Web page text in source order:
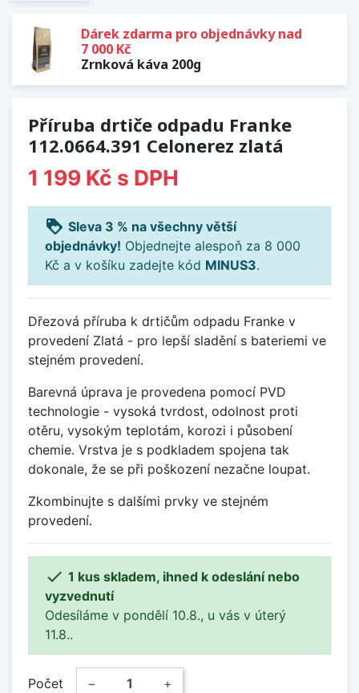
Dárek zdarma pro objednávky nad
7 000 Kč
Zrnková káva 200g
Příruba drtiče odpadu Franke
112.0664.391 Celonerez zlatá
1 199 Kč s DPH
loyalty Sleva 3 % na všechny větší
objednávky! Objednejte alespoň za 8 000
Kč a v košíku zadejte kód MINUS3.
Dřezová příruba k drtičům odpadu Franke v
provedení Zlatá - pro lepší sladění s bateriemi ve
stejném provedení.
Barevná úprava je provedena pomocí PVD
technologie - vysoká tvrdost, odolnost proti
otěru, vysokým teplotám, korozi i působení
chemie. Vrstva je s podkladem spojena tak
dokonale, že se při poškození nezačne loupat.
Zkombinujte s dalšími prvky ve stejném
provedení.
 1 kus skladem, ihned k odeslání nebo
vyzvednutí
Odesíláme v pondělí 10.8., u vás v úterý
11.8..
Počet − +